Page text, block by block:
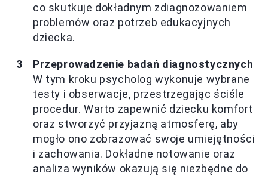
co skutkuje dokładnym zdiagnozowaniem
problemów oraz potrzeb edukacyjnych
dziecka.
Przeprowadzenie badań diagnostycznych
W tym kroku psycholog wykonuje wybrane
testy i obserwacje, przestrzegając ściśle
procedur. Warto zapewnić dziecku komfort
oraz stworzyć przyjazną atmosferę, aby
mogło ono zobrazować swoje umiejętności
i zachowania. Dokładne notowanie oraz
analiza wyników okazują się niezbędne do